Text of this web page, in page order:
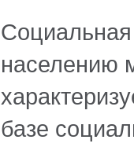
Социальная
населению
базе